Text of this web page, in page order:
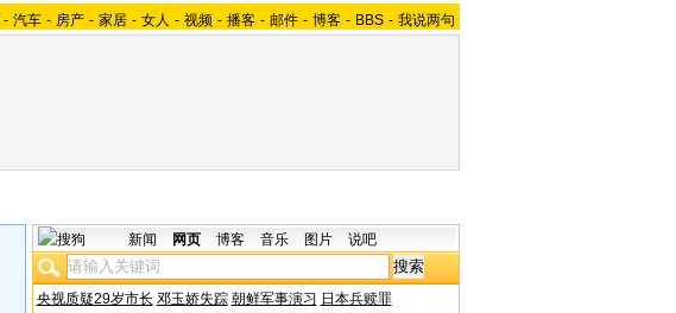
- 汽车 - 房产 - 家居 - 女人 - 视频 - 播客 - 邮件 - 博客 - BBS - 我说两句
新闻 网页 博客 音乐 图片 说吧
央视质疑29岁市长 邓玉娇失踪 朝鲜军事演习 日本兵赎罪